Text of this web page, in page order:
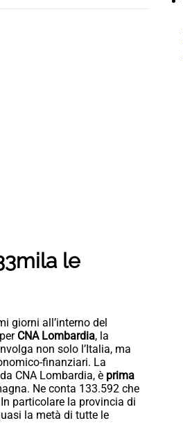
le
giorni all’interno del
CNA Lombardia, la
non solo l’Italia, ma
finanziari. La
CNA Lombardia, è prima
Ne conta 133.592 che
particolare la provincia di
la metà di tutte le